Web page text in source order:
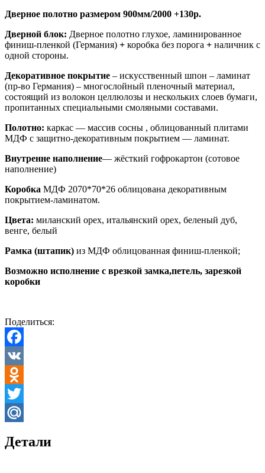
Дверное полотно размером 900мм/2000 +130р.
Дверной блок: Дверное полотно глухое, ламинированное
финиш-пленкой (Германия) + коробка без порога + наличник с
одной стороны.
Декоративное покрытие – искусственный шпон – ламинат
(пр-во Германия) – многослойный пленочный материал,
состоящий из волокон целлюлозы и нескольких слоев бумаги,
пропитанных специальными смоляными составами.
Полотно: каркас — массив сосны , облицованный плитами
МДФ с защитно-декоративным покрытием — ламинат.
Внутренне наполнение— жёсткий гофрокартон (сотовое
наполнение)
Коробка МДФ 2070*70*26 облицована декоративным
покрытием-ламинатом.
Цвета: миланский орех, итальянский орех, беленый дуб,
венге, белый
Рамка (штапик) из МДФ облицованная финиш-пленкой;
Возможно исполнение с врезкой замка,петель, зарезкой
коробки
Поделиться:
Facebook
VK
Odnoklassniki
Twitter
Детали